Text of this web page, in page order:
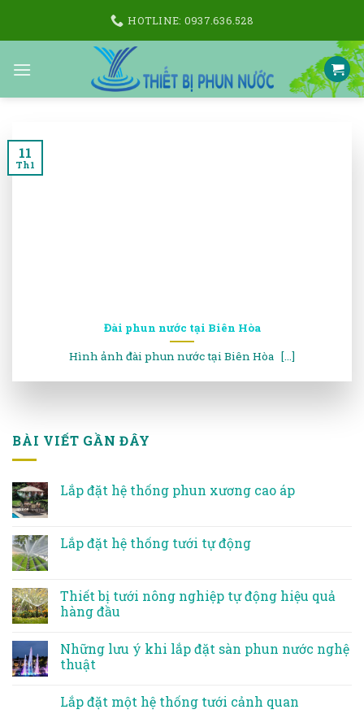
HOTLINE: 0937.636.528
Đài phun nước tại Biên Hòa
Hình ảnh đài phun nước tại Biên Hòa [...]
11
Th1
BÀI VIẾT GẦN ĐÂY
Lắp đặt hệ thống phun xương cao áp
Lắp đặt hệ thống tưới tự động
Thiết bị tưới nông nghiệp tự động hiệu quả
hàng đầu
Những lưu ý khi lắp đặt sàn phun nước nghệ
thuật
Lắp đặt một hệ thống tưới cảnh quan